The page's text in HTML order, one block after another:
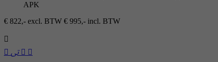
APK
€ 822,- excl. BTW € 995,- incl. BTW